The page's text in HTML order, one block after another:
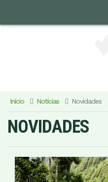
Início Notícias Novidades
NOVIDADES